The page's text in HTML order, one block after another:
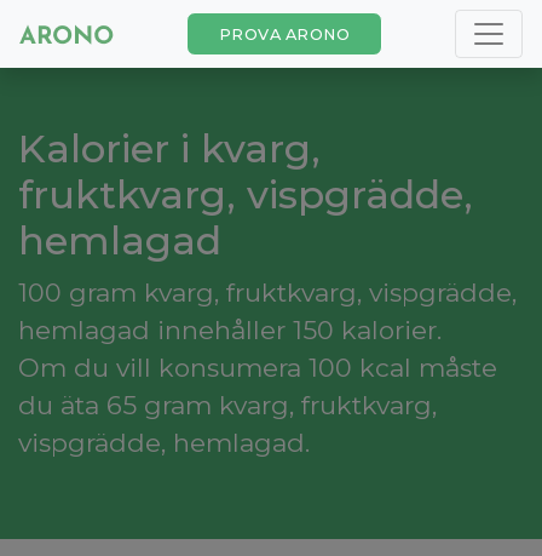
PROVA ARONO
Kalorier i kvarg,
fruktkvarg, vispgrädde,
hemlagad
100 gram kvarg, fruktkvarg, vispgrädde,
hemlagad innehåller 150 kalorier.
Om du vill konsumera 100 kcal måste
du äta 65 gram kvarg, fruktkvarg,
vispgrädde, hemlagad.